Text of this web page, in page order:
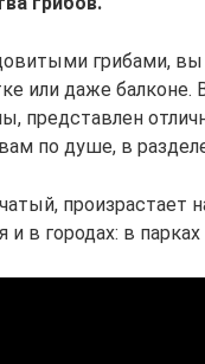
грибами,
или даже
представлен
по душе, в
произрастает
в городах: в парках